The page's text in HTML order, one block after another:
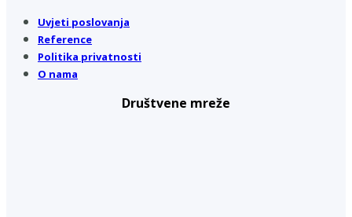
Uvjeti poslovanja
Reference
Politika privatnosti
O nama
Društvene mreže